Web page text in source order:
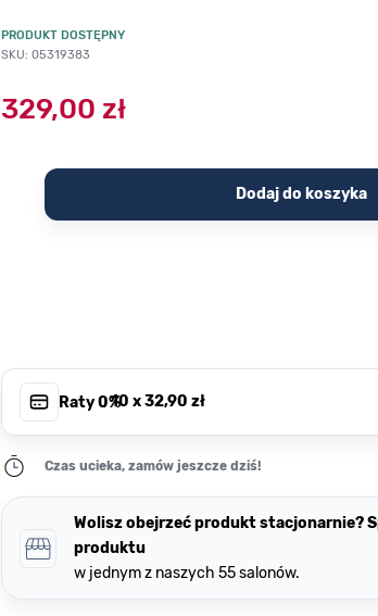
PRODUKT DOSTĘPNY
SKU: 05319383
329,00 zł
Dodaj do koszyka
Raty 0%, 10 x32,90 zł
Czas ucieka, zamów jeszcze dziś!
Wolisz obejrzeć produkt stacjonarnie?
produktu
w jednym z naszych 55 salonów.